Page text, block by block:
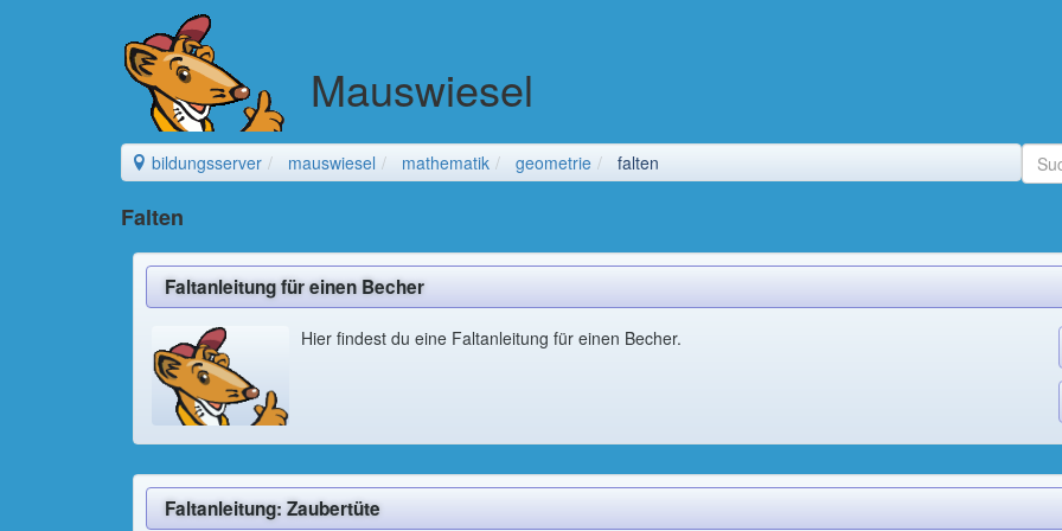
Mauswiesel
bildungsserver mauswiesel mathematik geometrie falten
Falten
Faltanleitung für einen Becher
Hier findest du eine Faltanleitung für einen Becher.
Faltanleitung: Zaubertüte